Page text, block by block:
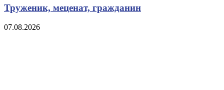
Труженик, меценат, гражданин
07.08.2026